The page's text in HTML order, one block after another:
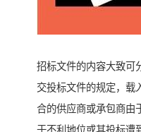
招标文件的内容大致可
交投标文件的规定，载
合的供应商或承包商由